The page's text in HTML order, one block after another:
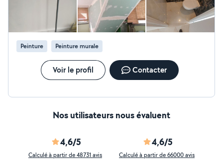
Peinture Peinture murale
Voir le profil Contacter
Nos utilisateurs nous évaluent
4,6/5
Calculé à partir de 48731 avis
4,6/5
Calculé à partir de 66000 avis